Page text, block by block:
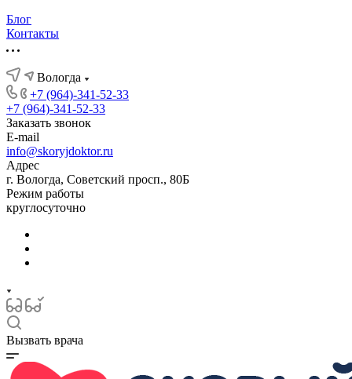
Блог
Контакты
Вологда
+7 (964)-341-52-33
+7 (964)-341-52-33
Заказать звонок
E-mail
info@skoryjdoktor.ru
Адрес
г. Вологда, Советский просп., 80Б
Режим работы
круглосуточно
Вызвать врача